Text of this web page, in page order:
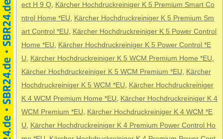
ect H 9 Q, Kärcher Hochdruckreiniger K 5 Premium Smart Co
ntrol Home *EU, Kärcher Hochdruckreiniger K 5 Premium Sm
art Control *EU, Kärcher Hochdruckreiniger K 5 Power Control
Home *EU, Kärcher Hochdruckreiniger K 5 Power Control *E
U, Kärcher Hochdruckreiniger K 5 WCM Premium Home *EU,
Kärcher Hochdruckreiniger K 5 WCM Premium *EU, Kärcher
Hochdruckreiniger K 5 WCM *EU, Kärcher Hochdruckreiniger
K 4 WCM Premium Home *EU, Kärcher Hochdruckreiniger K 4
WCM Premium *EU, Kärcher Hochdruckreiniger K 4 WCM *E
U, Kärcher Hochdruckreiniger K 4 Premium Power Control Ho